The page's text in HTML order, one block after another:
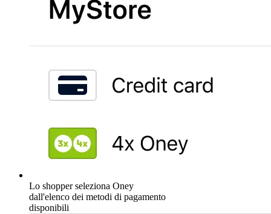
Lo shopper seleziona Oney
dall'elenco dei metodi di pagamento
disponibili